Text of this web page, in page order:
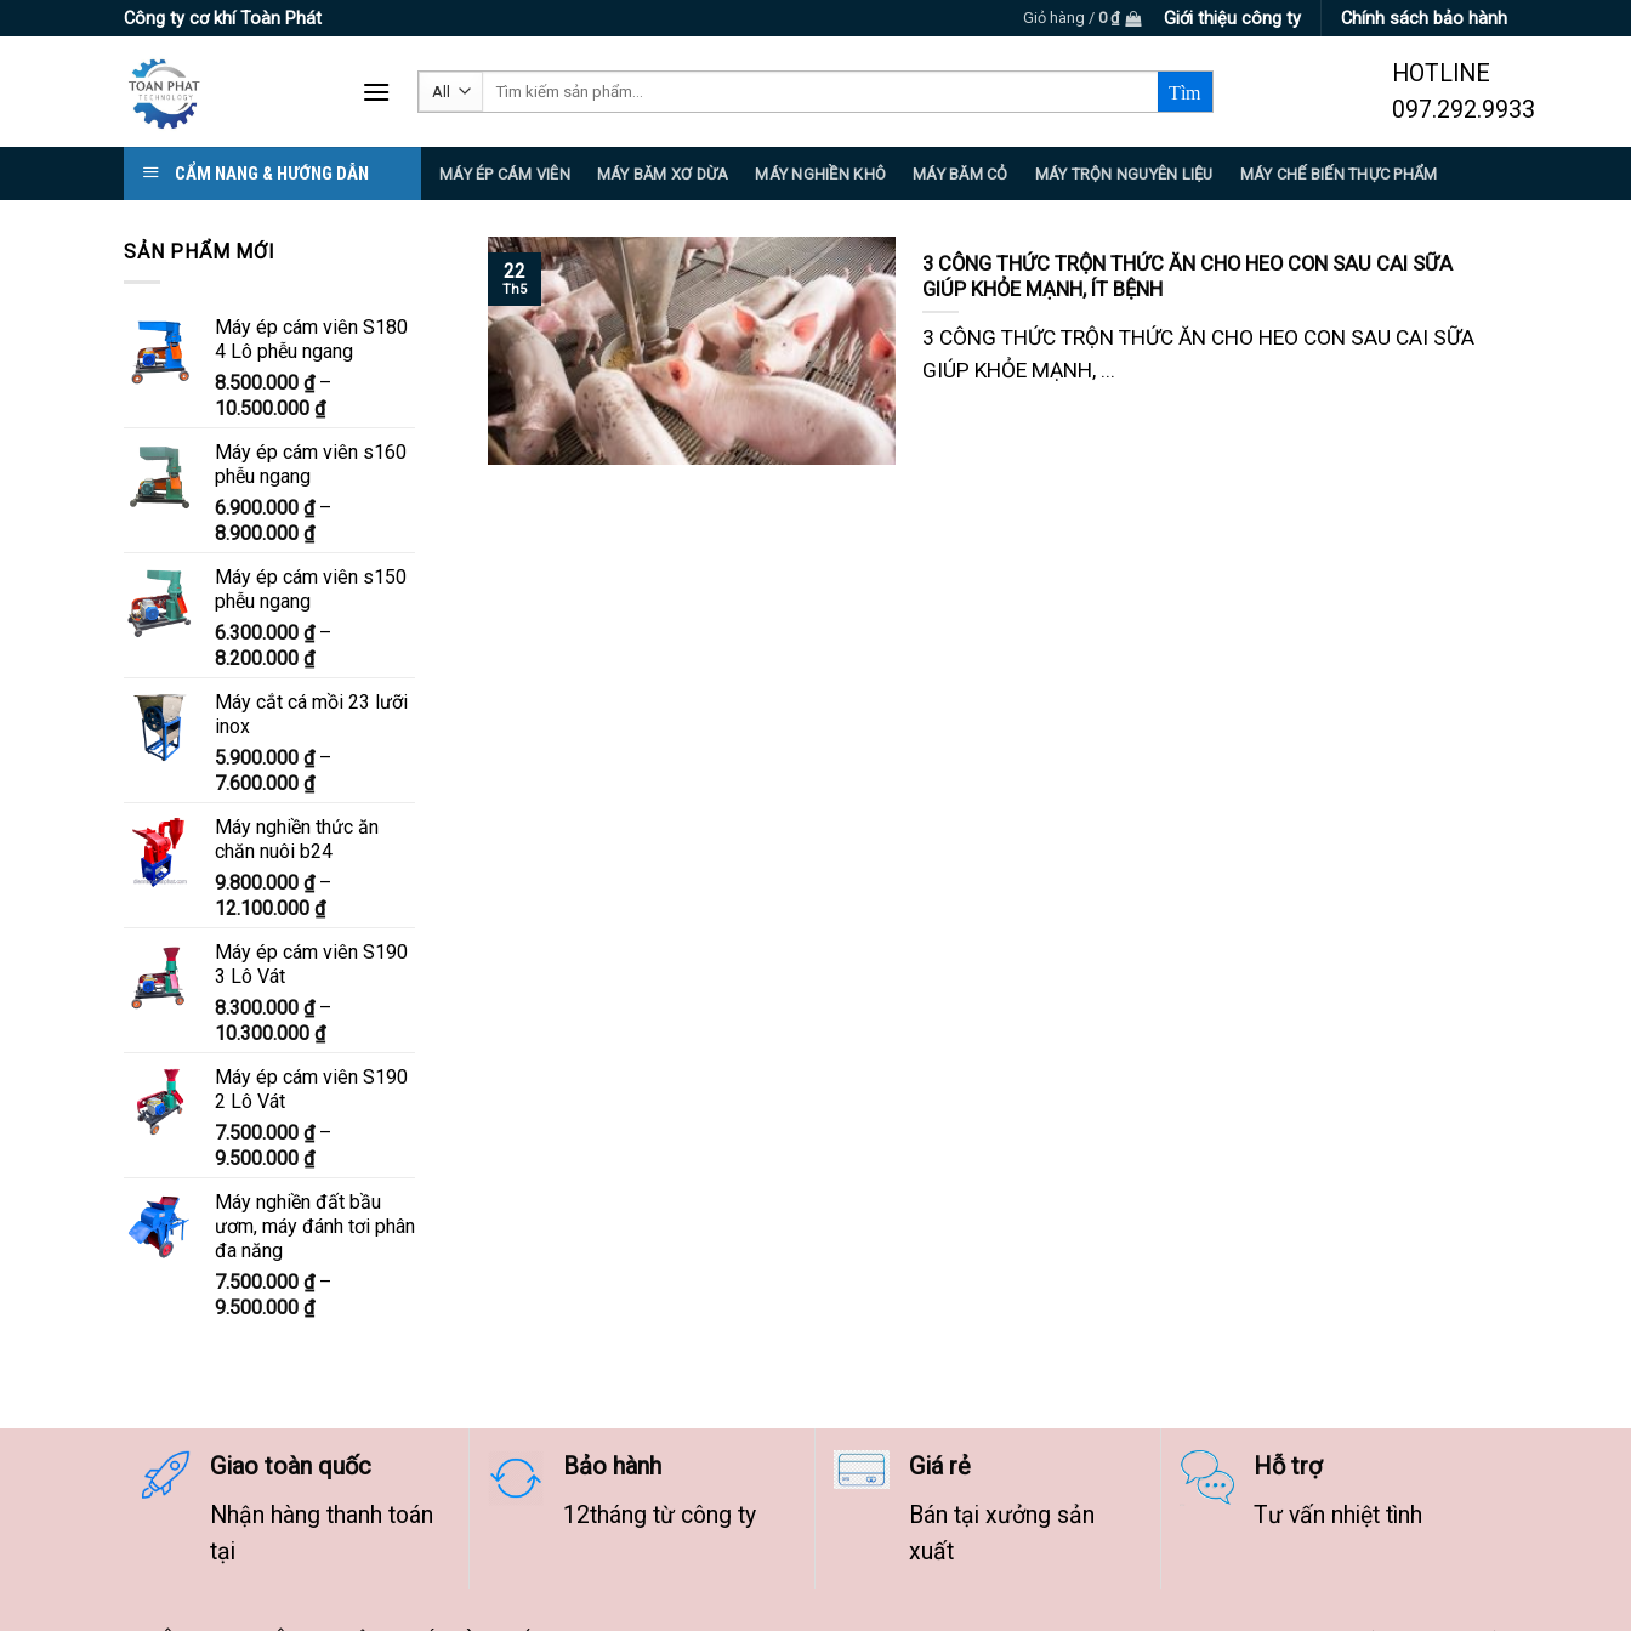
to
Công ty cơ khí Toàn Phát Giỏ hàng / 0₫ Giới thiệu công ty Chính sách bảo hành
Tìm
HOTLINE
097.292.9933
CẨM NANG & HƯỚNG DẪN MÁY ÉP CÁM VIÊN MÁY BĂM XƠ DỪA MÁY NGHIỀN KHÔ MÁY BĂM CỎ MÁY TRỘN NGUYÊN LIỆU MÁY CHẾ BIẾN THỰC PHẨM
SẢN PHẨM MỚI
Máy ép cám viên S180
4 Lô phễu ngang
8.500.000 ₫ –
10.500.000 ₫Khoảng
từ
đến
Máy ép cám viên s160
phễu ngang
6.900.000 ₫ –
8.900.000 ₫Khoảng
từ
đến
8.900.000 ₫
Máy ép cám viên s150
phễu ngang
6.300.000 ₫ –
8.200.000 ₫Khoảng
từ
đến
8.200.000 ₫
Máy cắt cá mồi 23 lưỡi
inox
5.900.000 ₫ –
7.600.000 ₫Khoảng
từ
5.900.000 ₫
đến
7.600.000 ₫
Máy nghiền thức ăn
chăn nuôi b24
9.800.000 ₫ –
12.100.000 ₫Khoảng
từ
đến
12.100.000 ₫
Máy ép cám viên S190
3 Lô Vát
8.300.000 ₫ –
10.300.000 ₫Khoảng
từ
đến
Máy ép cám viên S190
2 Lô Vát
7.500.000 ₫ –
9.500.000 ₫Khoảng
từ
7.500.000 ₫
9.500.000 ₫
Máy nghiền đất bầu
ươm, máy đánh tơi phân
đa năng
7.500.000 ₫ –
9.500.000 ₫Khoảng
9.500.000 ₫
3 CÔNG THỨC TRỘN THỨC ĂN CHO HEO CON SAU CAI SỮA
GIÚP KHỎE MẠNH, ÍT BỆNH
3 CÔNG THỨC TRỘN THỨC ĂN CHO HEO CON SAU CAI SỮA
GIÚP KHỎE MẠNH, ...
22
Th5
Giao toàn quốc
Nhận hàng thanh toán
tại
Bảo hành
12tháng từ công ty
Giá rẻ
Bán tại xưởng sản
xuất
Hỗ trợ
Tư vấn nhiệt tình